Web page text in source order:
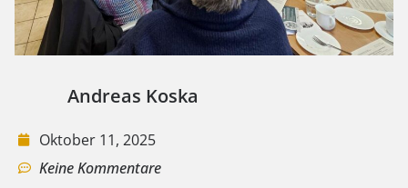
Andreas Koska
Oktober 11, 2025
Keine Kommentare